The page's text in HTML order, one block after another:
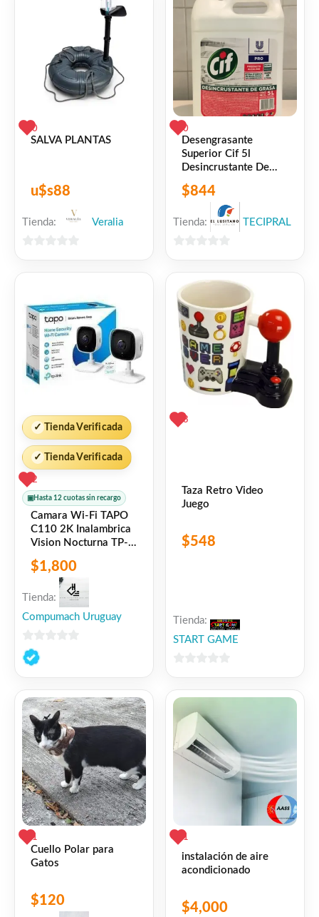
0
SALVA PLANTAS
u$s88
Tienda: Veralia
0
Desengrasante
Superior Cif 5l
Desincrustante De
Grasa
$844
Tienda: TECIPRAL
✓ Tienda Verificada
✓ Tienda Verificada
2
▣ Hasta 12 cuotas sin recargo
Camara Wi-Fi TAPO
C110 2K Inalambrica
Vision Nocturna TP-
$1,800
Tienda:
Compumach Uruguay
0
de
3
Taza Retro Video
Juego
$548
Tienda:
START GAME
5
1
Cuello Polar para
Gatos
$120
1
instalación de aire
acondicionado
$4,000